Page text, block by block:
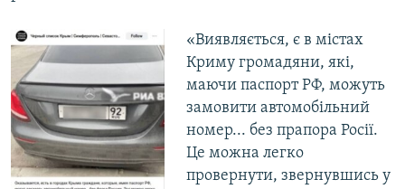
«Виявляється, є в містах
Криму громадяни, які,
маючи паспорт РФ, можуть
замовити автомобільний
номер... без прапора Росії.
Це можна легко
провернути, звернувшись у